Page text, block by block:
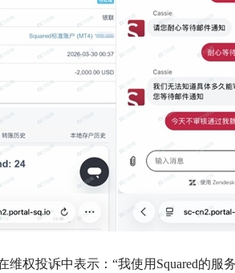
权投诉中表示：“我使用Squared的服